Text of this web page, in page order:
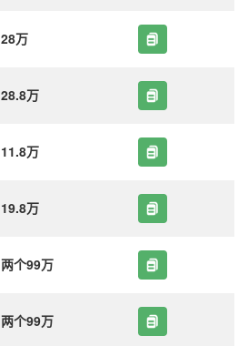
28万
28.8万
11.8万
19.8万
两个99万
两个99万